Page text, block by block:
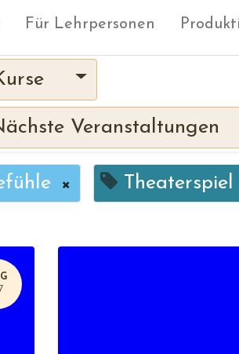
Für Lehrpersonen
Veranstaltungen
× Theaterspiel